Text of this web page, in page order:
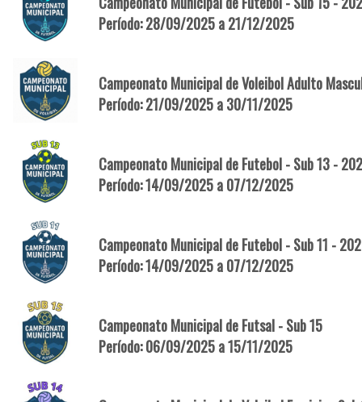
Período: 28/09/2025 a 21/12/2025
Campeonato Municipal de Voleibol Adulto
Período: 21/09/2025 a 30/11/2025
Campeonato Municipal de Futebol - Sub 13 -
Período: 14/09/2025 a 07/12/2025
Campeonato Municipal de Futebol - Sub 11 -
Período: 14/09/2025 a 07/12/2025
Campeonato Municipal de Futsal - Sub 15
Período: 06/09/2025 a 15/11/2025